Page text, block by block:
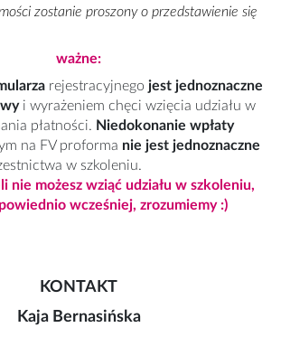
zostanie proszony o przedstawienie się
ważne:
rejestracyjnego jest jednoznaczne
i wyrażeniem chęci wzięcia udziału w
płatności. Niedokonanie wpłaty
na FV proforma nie jest jednoznaczne
w szkoleniu.
nie możesz wziąć udziału w szkoleniu,
wcześniej, zrozumiemy :)
KONTAKT
Kaja Bernasińska